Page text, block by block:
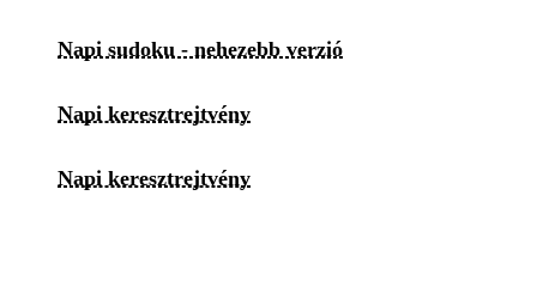
Napi sudoku - nehezebb verzió
Napi keresztrejtvény
Napi keresztrejtvény